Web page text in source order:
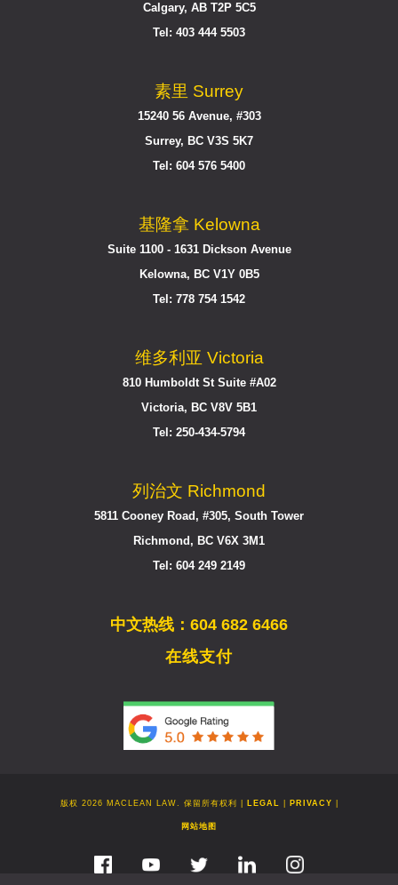
Calgary, AB T2P 5C5
Tel: 403 444 5503
素里 Surrey
15240 56 Avenue, #303
Surrey, BC V3S 5K7
Tel: 604 576 5400
基隆拿 Kelowna
Suite 1100 - 1631 Dickson Avenue
Kelowna, BC V1Y 0B5
Tel: 778 754 1542
维多利亚 Victoria
810 Humboldt St Suite #A02
Victoria, BC V8V 5B1
Tel: 250-434-5794
列治文 Richmond
5811 Cooney Road, #305, South Tower
Richmond, BC V6X 3M1
Tel: 604 249 2149
中文热线：604 682 6466
在线支付
版权 2026 MACLEAN LAW. 保留所有权利 | LEGAL PRIVACY
网站地图